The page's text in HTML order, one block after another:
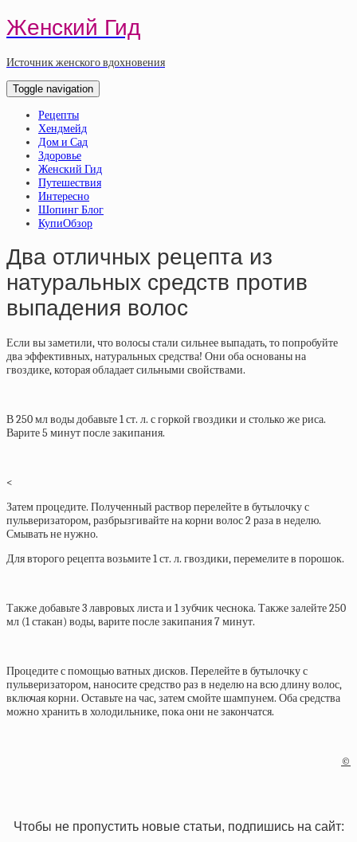
Женский Гид
Источник женского вдохновения
Toggle navigation
Рецепты
Хендмейд
Дом и Сад
Здоровье
Женский Гид
Путешествия
Интересно
Шопинг Блог
КупиОбзор
Два отличных рецепта из
натуральных средств против
выпадения волос
Если вы заметили, что волосы стали сильнее выпадать, то попробуйте
два эффективных, натуральных средства! Они оба основаны на
гвоздике, которая обладает сильными свойствами.
В 250 мл воды добавьте 1 ст. л. с горкой гвоздики и столько же риса.
Варите 5 минут после закипания.
<
Затем процедите. Полученный раствор перелейте в бутылочку с
пульверизатором, разбрызгивайте на корни волос 2 раза в неделю.
Смывать не нужно.
Для второго рецепта возьмите 1 ст. л. гвоздики, перемелите в порошок.
Также добавьте 3 лавровых листа и 1 зубчик чеснока. Также залейте 250
мл (1 стакан) воды, варите после закипания 7 минут.
Процедите с помощью ватных дисков. Перелейте в бутылочку с
пульверизатором, наносите средство раз в неделю на всю длину волос,
включая корни. Оставьте на час, затем смойте шампунем. Оба средства
можно хранить в холодильнике, пока они не закончатся.
©
Чтобы не пропустить новые статьи, подпишись на сайт: